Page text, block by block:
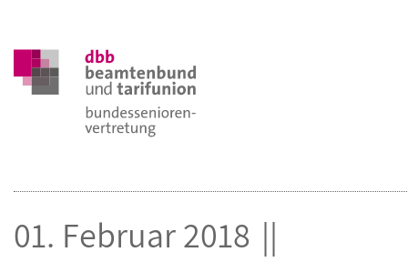
01. Februar 2018